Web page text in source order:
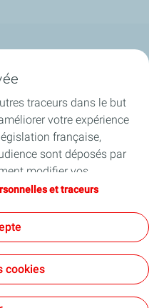
conforme
traceurs dans le but
votre expérience
française,
sont déposés par
modifier vos
sur le bouton « Gérer
des cookies. Dans le
», seuls les cookies
du site
vous pouvez
et traceurs
cookies